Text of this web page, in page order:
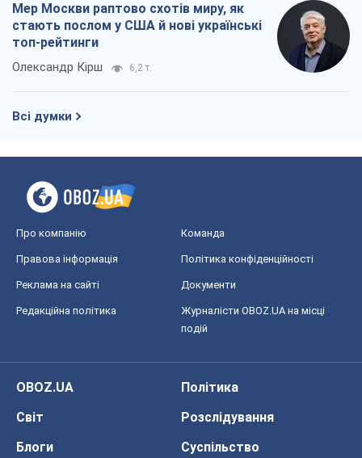
Мер Москви раптово схотів миру, як
стають послом у США й нові українські
топ-рейтинги
Олександр Кірш 6,2 т.
Всі думки
Про компанію Команда
Правова інформація Політика конфіденційності
Реклама на сайті Документи
Редакційна політика
Журналісти OBOZ.UA на місці
подій
OBOZ.UA
Політика
Світ
Розслідування
Блоги
Суспільство